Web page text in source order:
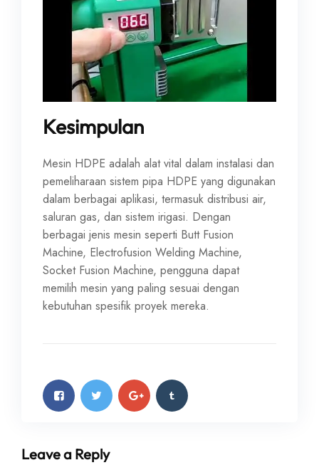
Kesimpulan
Mesin HDPE adalah alat vital dalam instalasi dan
pemeliharaan sistem pipa HDPE yang digunakan
dalam berbagai aplikasi, termasuk distribusi air,
saluran gas, dan sistem irigasi. Dengan
berbagai jenis mesin seperti Butt Fusion
Machine, Electrofusion Welding Machine,
Socket Fusion Machine, pengguna dapat
memilih mesin yang paling sesuai dengan
kebutuhan spesifik proyek mereka.
Leave a Reply